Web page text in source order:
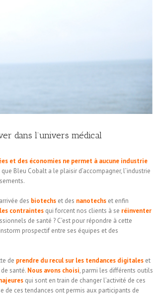
dans l’univers médical
et des économies ne permet à aucune industrie
Bleu Cobalt a le plaisir d’accompagner, l’industrie
des biotechs et des nanotechs et enfin
contraintes qui forcent nos clients à se réinventer
de santé ? C’est pour répondre à cette
prospectif entre ses équipes et des
de prendre du recul sur les tendances digitales et
santé. Nous avons choisi, parmi les différents outils
qui sont en train de changer l’activité de ces
de ces tendances ont permis aux participants de